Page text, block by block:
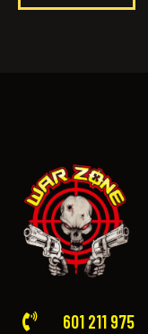
601 211 975